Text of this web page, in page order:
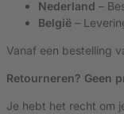
30 dagen
Bij Luxuriq staan we
Bestel vandaag nog
Nederland –
België –
Vanaf een bestelling
Retourneren? Geen
Je hebt het recht om